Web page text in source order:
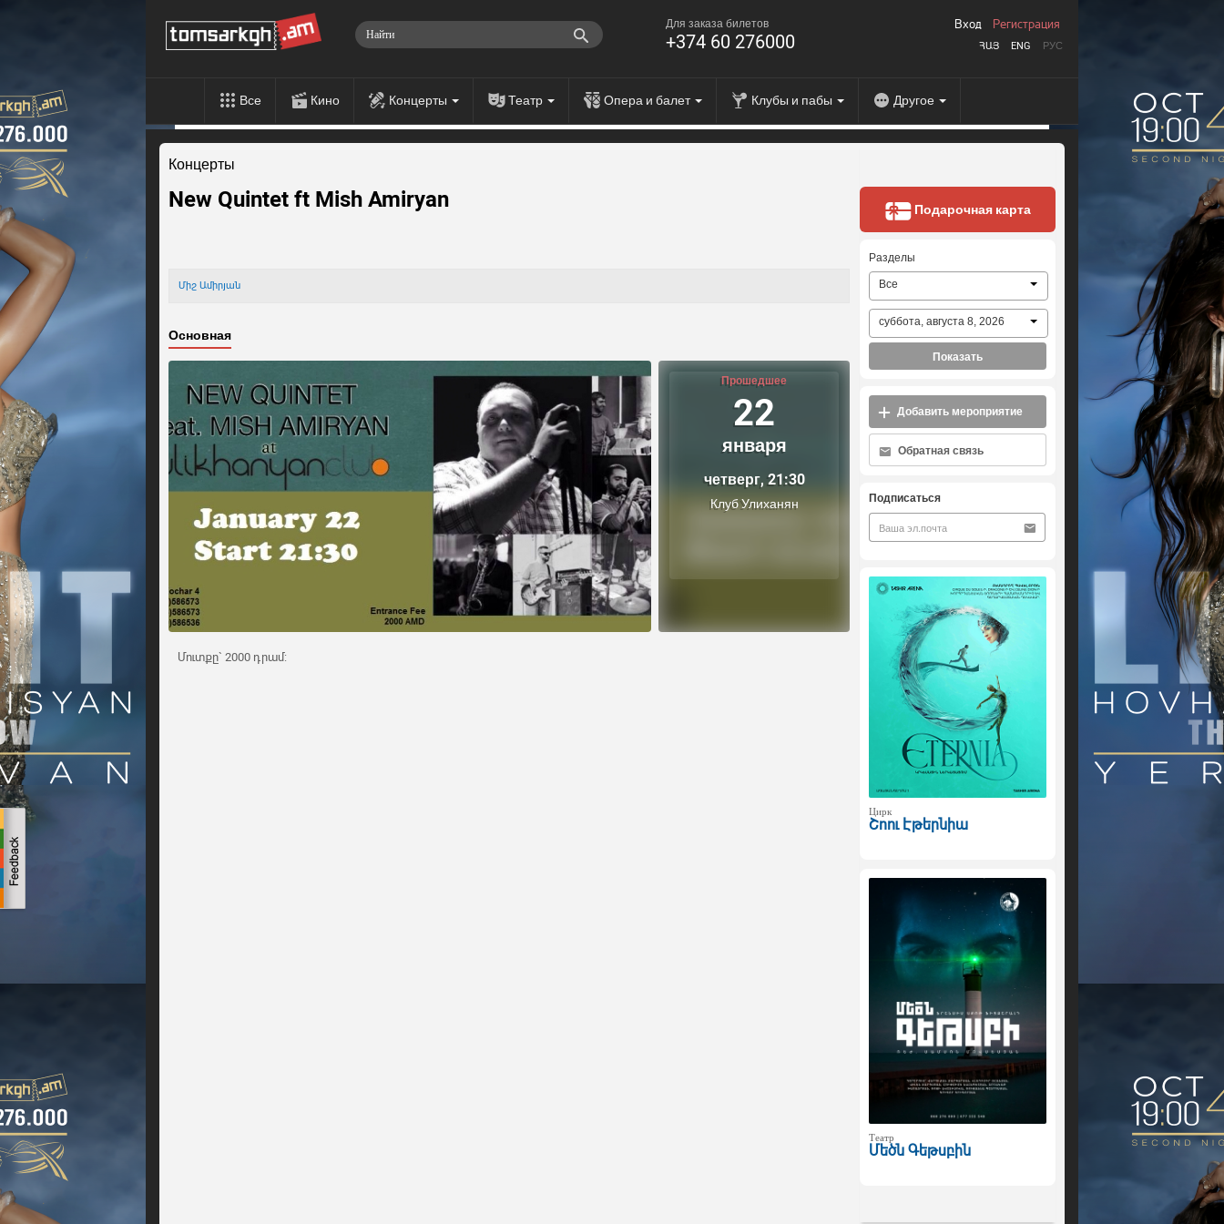
Для заказа билетов
+374 60 276000 ՀԱՅ ENG РУС
Вход Регистрация
Все Кино Концерты Театр Опера и балет Клубы и пабы Другое
Концерты
New Quintet ft Mish Amiryan
Միշ Ամիրյան
Основная
Прошедшее
22
января
четверг, 21:30
Клуб Улиханян
Մուտքը` 2000 դրամ:
Подарочная карта
Разделы
Все
суббота, августа 8, 2026
Показать
Добавить мероприятие
Обратная связь
Подписаться
Цирк
Շոու Էթերնիա
Театр
Մեծն Գեթսբին